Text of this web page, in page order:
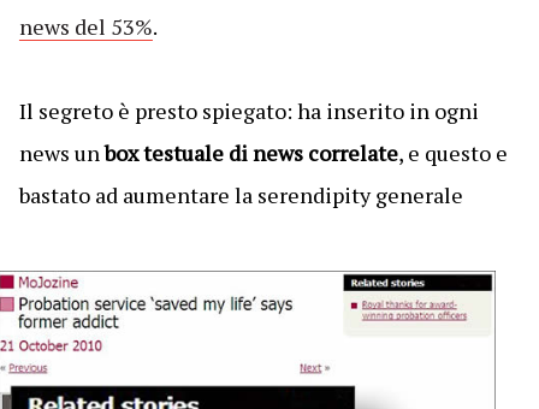
news del 53%.
Il segreto è presto spiegato: ha inserito in ogni
news unbox testuale di news correlate, e questo e
bastato ad aumentare la serendipity generale